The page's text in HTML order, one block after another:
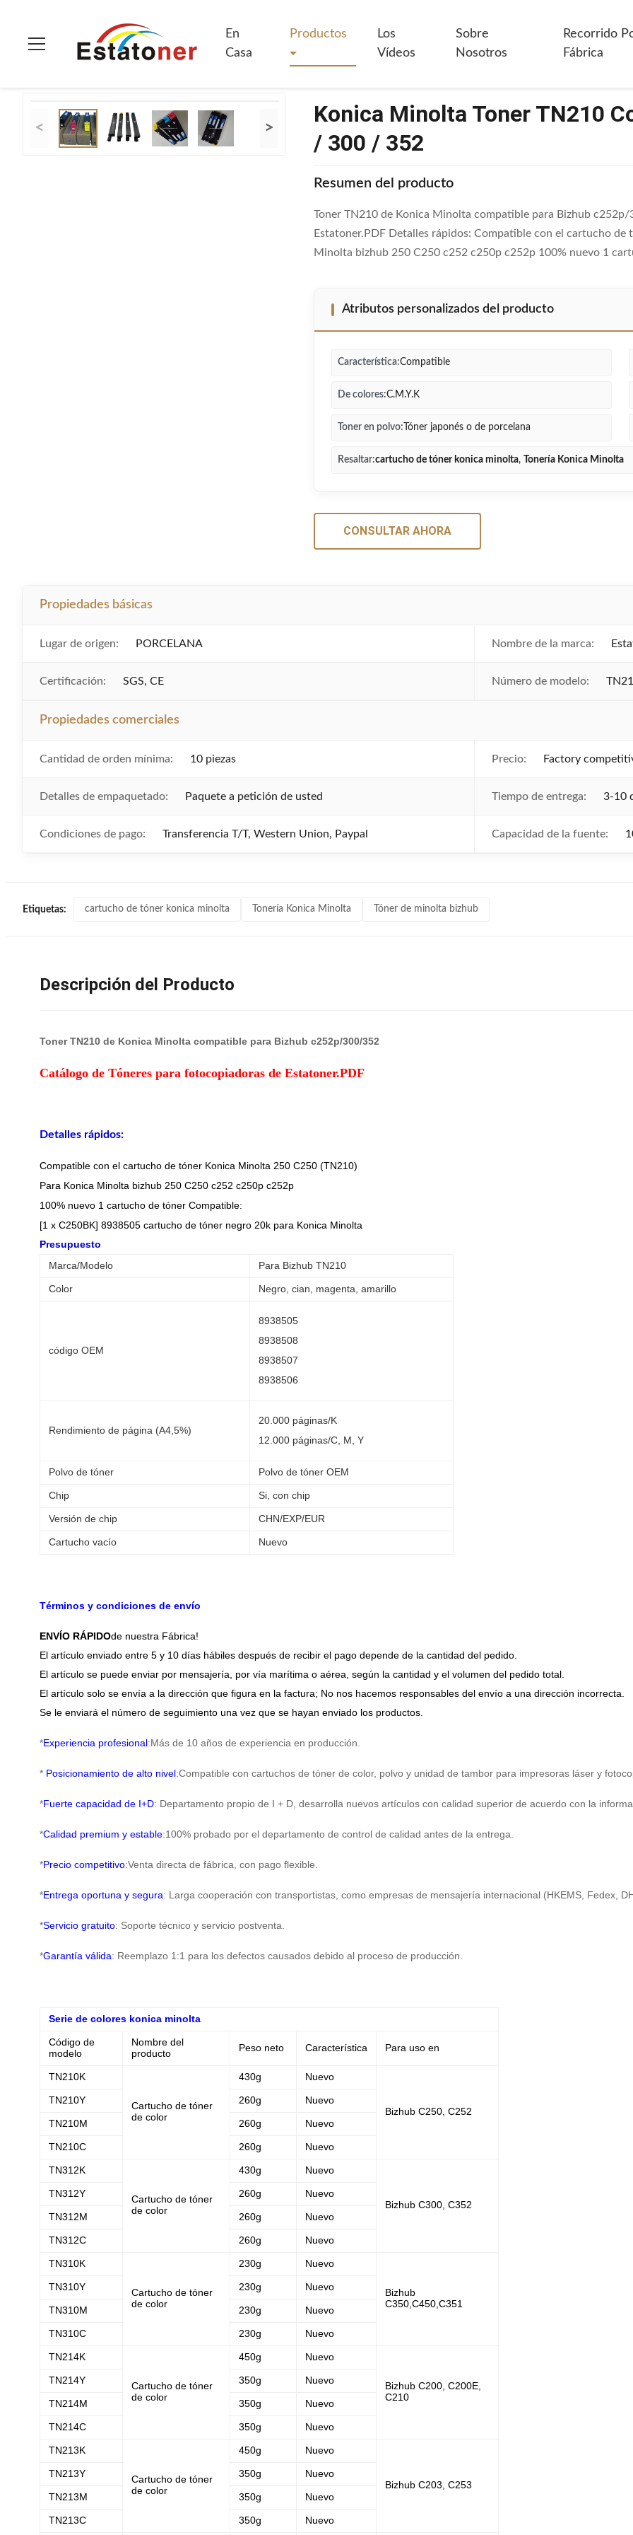
En
Casa
Productos
Los
Vídeos
Sobre
Nosotros
Recorrido
Fábrica
Productos >
< >
Konica Minolta Toner TN210
/ 300 / 352
Resumen del producto
Toner TN210 de Konica Minolta compatible para Bizhub
Estatoner.PDF Detalles rápidos: Compatible con el cartucho
Minolta bizhub 250 C250 c252 c250p c252p 100% nuevo 1
Atributos personalizados del producto
Característica:Compatible
De colores:C.M.Y.K
Toner en polvo: Tóner japonés o de porcelana
Resaltar:cartucho de tóner konica minolta, Tonería Konica Minolta
CONSULTAR AHORA
Propiedades básicas
Lugar de origen: PORCELANA Nombre de la marca:
Certificación: SGS, CE Número de modelo:
Propiedades comerciales
Cantidad de orden mínima: 10 piezas Precio: Factory
Detalles de empaquetado: Paquete a petición de usted Tiempo de entrega: 3-10
Condiciones de pago: Transferencia T/T, Western Union, Paypal Capacidad de la fuente:
Etiquetas: cartucho de tóner konica minolta Tonería Konica Minolta Tóner de minolta bizhub
Descripción del Producto
Toner TN210 de Konica Minolta compatible para Bizhub c252p/300/352
Catálogo de Tóneres para fotocopiadoras de Estatoner.PDF
Detalles rápidos:
Compatible con el cartucho de tóner Konica Minolta 250 C250 (TN210)
Para Konica Minolta bizhub 250 C250 c252 c250p c252p
100% nuevo 1 cartucho de tóner Compatible:
[1 x C250BK] 8938505 cartucho de tóner negro 20k para Konica Minolta
Presupuesto
Marca/Modelo
Para Bizhub TN210
Color Negro, cian, magenta, amarillo
código OEM
8938505
8938508
8938507
8938506
Rendimiento de página (A4,5%)
20.000 páginas/K
12.000 páginas/C, M, Y
Polvo de tóner Polvo de tóner OEM
Chip Si, con chip
Versión de chip CHN/EXP/EUR
Cartucho vacío Nuevo
Términos y condiciones de envío
ENVÍO RÁPIDOde nuestra Fábrica!
El artículo enviado entre 5 y 10 días hábiles después de recibir el pago depende de la cantidad del pedido.
El artículo se puede enviar por mensajería, por vía marítima o aérea, según la cantidad y el volumen del pedido total.
El artículo solo se envía a la dirección que figura en la factura; No nos hacemos responsables del envío a una dirección incorrecta.
Se le enviará el número de seguimiento una vez que se hayan enviado los productos.
*Experiencia profesional:Más de 10 años de experiencia en producción.
* Posicionamiento de alto nivel:Compatible con cartuchos de tóner de color, polvo y unidad de tambor para impresoras láser y
*Fuerte capacidad de I+D: Departamento propio de I + D, desarrolla nuevos artículos con calidad superior de acuerdo con la
*Calidad premium y estable:100% probado por el departamento de control de calidad antes de la entrega.
*Precio competitivo:Venta directa de fábrica, con pago flexible.
*Entrega oportuna y segura: Larga cooperación con transportistas, como empresas de mensajería internacional (HKEMS, Fedex,
*Servicio gratuito: Soporte técnico y servicio postventa.
*Garantía válida: Reemplazo 1:1 para los defectos causados ​​debido al proceso de producción.
Serie de colores konica minolta
Código de
modelo
Nombre del
producto
Peso neto Característica Para uso en
TN210K
Cartucho de tóner
de color
430g Nuevo
Bizhub C250, C252
TN210Y 260g Nuevo
TN210M 260g Nuevo
TN210C 260g Nuevo
TN312K
Cartucho de tóner
de color
430g Nuevo
Bizhub C300, C352
TN312Y 260g Nuevo
TN312M 260g Nuevo
TN312C 260g Nuevo
TN310K
Cartucho de tóner
de color
230g Nuevo
Bizhub
C350,C450,C351
TN310Y 230g Nuevo
TN310M 230g Nuevo
TN310C 230g Nuevo
TN214K
Cartucho de tóner
de color
450g Nuevo
Bizhub C200, C200E,
C210
TN214Y 350g Nuevo
TN214M 350g Nuevo
TN214C 350g Nuevo
TN213K
Cartucho de tóner
de color
450g Nuevo
Bizhub C203, C253
TN213Y 350g Nuevo
TN213M 350g Nuevo
TN213C 350g Nuevo